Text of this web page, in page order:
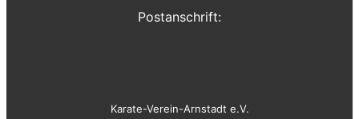
Postanschrift:
Karate-Verein-Arnstadt e.V.